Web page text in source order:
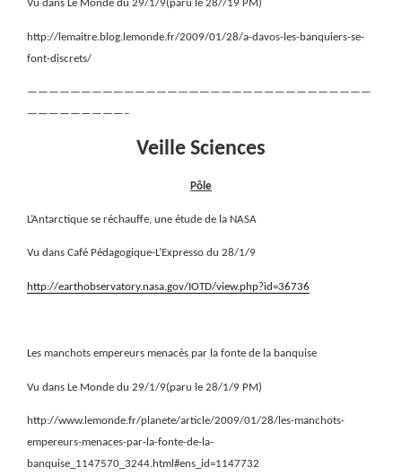
Vu dans Le Monde du 29/1/9(paru le 28//19 PM)
http://lemaitre.blog.lemonde.fr/2009/01/28/a-davos-les-banquiers-se-
font-discrets/
————————————————————————————————
—————————–
Veille Sciences
Pôle
L’Antarctique se réchauffe, une étude de la NASA
Vu dans Café Pédagogique-L’Expresso du 28/1/9
http://earthobservatory.nasa.gov/IOTD/view.php?id=36736
Les manchots empereurs menacés par la fonte de la banquise
Vu dans Le Monde du 29/1/9(paru le 28/1/9 PM)
http://www.lemonde.fr/planete/article/2009/01/28/les-manchots-
empereurs-menaces-par-la-fonte-de-la-
banquise_1147570_3244.html#ens_id=1147732